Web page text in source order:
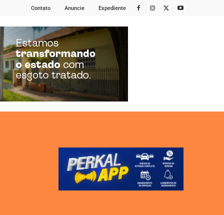
Contato Anuncie Expediente